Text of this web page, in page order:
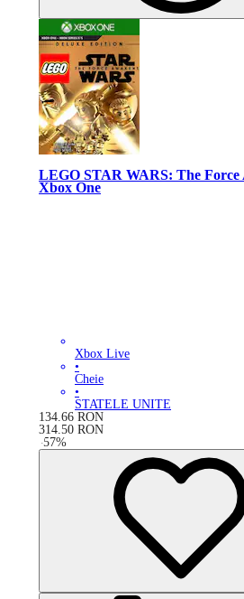
LEGO STAR WARS: The Force
Xbox One
Xbox Live
•
Cheie
•
STATELE UNITE
134.66 RON
314.50 RON
-57%